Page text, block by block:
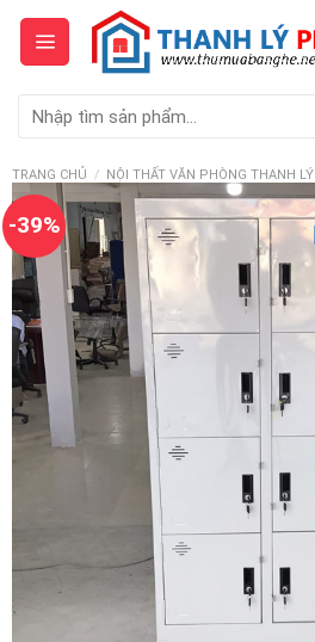
Skip
content
kiếm:
TRANG CHỦ / NỘI THẤT VĂN PHÒNG THANH LÝ
-39%